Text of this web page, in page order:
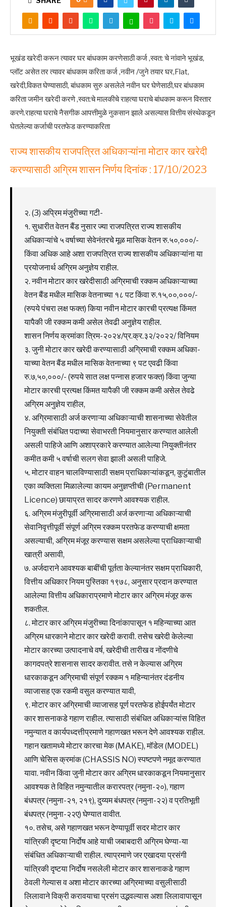
भूखंड खरेदी करून त्यावर घर बांधकाम करणेसाठी कर्ज ,स्वत: चे नांवाने भूखंड,
प्लॉट असेत तर त्यावर बांधकाम करिता कर्ज ,नवीन /जुने तयार घर,Flat,
खरेदी,विकत घेण्यासाठी, बांधकाम सुरु असलेले नवीन घर घेणेसाठी,घर बांधकाम
करिता जमीन खरेदी करणे ,स्वत:चे मालकीचे राहत्या घराचे बांधकाम करून विस्तार
करणे.राहत्या घराचे नैसगीक आपत्तीमुळे नुकसान झाले असल्यास वित्तीय संस्थेकडून
घेतलेल्या कर्जाची परतफेड करण्याकरिता
राज्य शासकीय राजपत्रित अधिकाऱ्यांना मोटार कार खरेदी
करण्यासाठी अग्रिम शासन निर्णय दिनांक : 17/10/2023
२. (3) अप्रिम मंजुरीच्या गटी-
१. सुधारीत वेतन बैंड नुसार ज्या राजपत्रित राज्य शासकीय
अधिकाऱ्यांचे ५ वर्षाच्या सेवेनंतरचे मूळ मासिक वेतन रु.५०,०००/-
किंवा अधिक आहे अशा राजपत्रित राज्य शासकीय अधिकाऱ्यांना या
प्रयोजनार्थ अग्रिम अनुज्ञेय राहील.
२. नवीन मोटार कार खरेदीसाठी अग्रिमाची रक्कम अधिकाऱ्याच्या
वेतन बैंड मधील मासिक वेतनाच्या १८ पट किंवा रु.१५,००,०००/-
(रुपये पंचरा लक्ष फक्त) किया नवीन मोटार कारची प्रत्यक्ष किंमत
यापैकी जी रक्कम कमी असेल तेवढी अनुज्ञेय राहील.
शासन निर्णय क्रमांका त्रिम-२०२४/प्र.क्र.३२/२०२२/ विनियम
३. जुनी मोटार कार खरेदी करण्यासाठी अग्रिमाची रक्कम अधिका-
याच्या वेतन बैंड मधील मासिक वेतनाच्या ९ पट एवढी किंवा
रु.७,५०,०००/- (रुपये सात लक्ष पन्नास हजार फक्त) किंवा जुन्या
मोटार कारची प्रत्यक्ष किंमत यापैकी जी रक्कम कमी असेल तेवढे
अग्रिम अनुज्ञेय राहील,
४. अग्रिमासाठी अर्ज करणाऱ्या अधिकाऱ्याची शासनाच्या सेवेतील
नियुक्ती संबंधित पदाच्या सेवाभरती नियमानुसार करण्यात आलेली
असली पाहिजे आणि अशाप्रकारे करण्यात आलेल्या नियुक्तीनंतर
कमीत कमी ५ वर्षाची सलग सेवा झाली असली पाहिजे.
५. मोटार वाहन चालविण्यासाठी सक्षम प्राधिकाऱ्यांकडून, कुटुंबातील
एका व्यक्तिला मिळालेल्या कायम अनुज्ञप्तीची (Permanent
Licence) छायाप्रत सादर करणणे आवश्यक राहील.
६. अग्रिम मंजुरीपूर्वी अग्रिमासाठी अर्ज करणाऱ्या अधिकाऱ्याची
सेवानिवृत्तीपूर्वी संपूर्ण अग्रिम रक्कम परतफेड करण्याची क्षमता
असल्याची, अग्रिम मंजूर करण्यास सक्षम असलेल्या प्राधिकाऱ्याची
खात्री असावी,
७. अर्जदाराने आवश्यक बाबींची पूर्तता केल्यानंतर सक्षम प्राधिकारी,
वित्तीय अधिकार नियम पुस्तिका १९७८, अनुसार प्रदान करण्यात
आलेल्या वित्तीय अधिकाराप्रमाणे मोटार कार अग्रिम मंजूर करू
शकतील.
८. मोटार कार अग्रिम मंजुरीच्या दिनांकापासून १ महिन्याच्या आत
अग्रिम धारकाने मोटार कार खरेदी करावी. तसेच खरेदी केलेल्या
मोटार कारच्या उत्पादनाचे वर्ष, खरेदीची तारीख व नोंदणीचे
कागदपत्रे शासनास सादर करावीत. तसे न केल्यास अग्रिम
धारकाकडून अग्रिमाची संपूर्ण रक्कम १ महिन्यानंतर दंडनीय
व्याजासह एक रकमी वसुल करण्यात यावी,
९. मोटार कार अग्रिमाची व्याजासह पूर्ण परतफेड होईपर्यंत मोटार
कार शासनाकडे गहाण राहील. त्यासाठी संबंधित अधिकाऱ्यांस विहित
नमुन्यात व कार्यपध्दत्तीप्रमाणे गहाणखत भरून देणे आवश्यक राहील.
गहान खतामध्ये मोटार कारचा मेक (MAKE), मॉडेल (MODEL)
आणि चेसिस क्रमांक (CHASSIS NO) स्पष्टपणे नमूद करण्यात
यावा. नवीन किंवा जुनी मोटार कार अग्रिम धारकाकडून नियमानुसार
आवश्यक ते विहित नमुन्यातील करारपत्र (नमुना-२०), गहाण
बंधपत्र (नमुना-२१, २१९), दुय्यम बंधपत्र (नमुना-२२) व प्रतिभूती
बंधपत्र (नमुना-२२ए) घेण्यात वावीत.
१०. तसेच, असे गहाणखत भरून देण्यापूर्वी सदर मोटार कार
यांत्रिकी दृष्टया निर्दोष आहे याची जबाबदारी अग्रिम घेण्या-या
संबंधित अधिकाऱ्याची राहील. त्याप्रमाणे जर एखादया प्रसंगी
यांत्रिकी दृष्टया निर्दोष नसलेली मोटार कार शासनाकडे गहाण
ठेवली गेल्यास व अशा मोटार कारच्या अग्रिमाच्या वसुलीसाठी
लिलावाने विक्री करावयाचा प्रसंग उद्भवल्यास अशा लिलावापासून